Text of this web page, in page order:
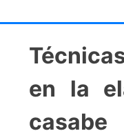
en la